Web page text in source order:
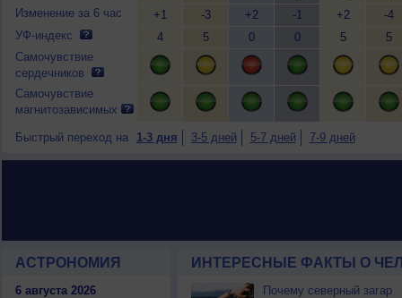
Изменение за 6 час
УФ-индекс
Самочувствие
сердечников
Самочувствие
магнитозависимых
+1
4
-3
5
+2
0
-1
0
+2
5
-4
5
Быстрый переход на 1-3 дня 3-5 дней 5-7 дней 7-9 дней
АСТРОНОМИЯ
6 августа 2026
ИНТЕРЕСНЫЕ ФАКТЫ О
Почему северный загар